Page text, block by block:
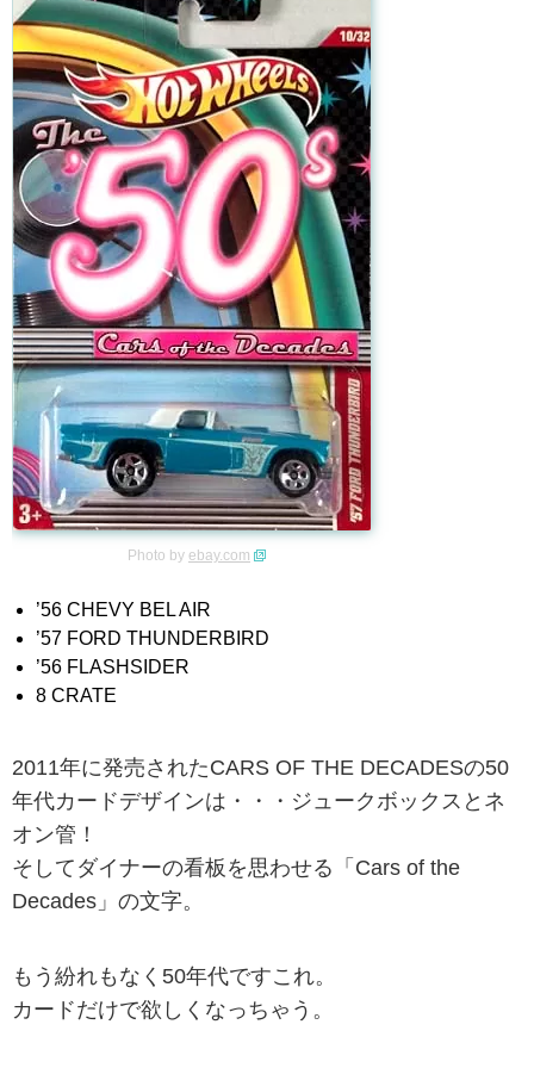
Photo by ebay.com
’56 CHEVY BEL AIR
’57 FORD THUNDERBIRD
’56 FLASHSIDER
8 CRATE
2011年に発売されたCARS OF THE DECADESの50
年代カードデザインは・・・ジュークボックスとネ
オン管！
そしてダイナーの看板を思わせる「Cars of the
Decades」の文字。
もう紛れもなく50年代ですこれ。
カードだけで欲しくなっちゃう。